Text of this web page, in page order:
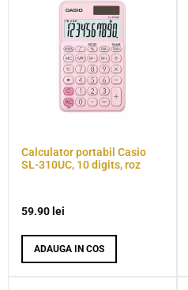
Calculator portabil Casio
SL-310UC, 10 digits, roz
59.90 lei
ADAUGA IN COS